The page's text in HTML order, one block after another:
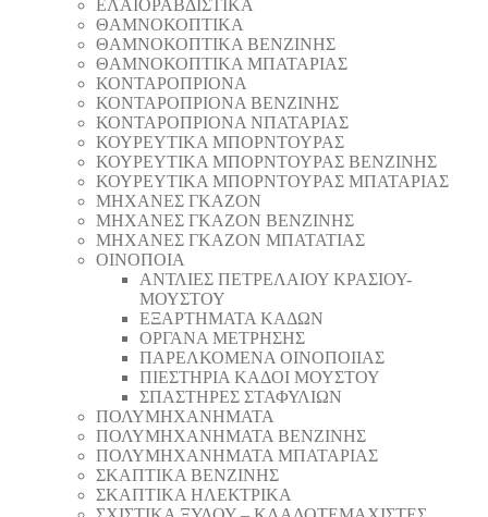
ΕΛΑΙΟΡΑΒΔΙΣΤΙΚΑ
ΘAΜΝΟΚΟΠΤΙΚΑ
ΘAΜΝΟΚΟΠΤΙΚΑ ΒΕΝΖΙΝΗΣ
ΘAΜΝΟΚΟΠΤΙΚΑ ΜΠΑΤΑΡΙΑΣ
ΚΟΝΤΑΡΟΠΡΙΟΝΑ
ΚΟΝΤΑΡΟΠΡΙΟΝΑ ΒΕΝΖΙΝΗΣ
ΚΟΝΤΑΡΟΠΡΙΟΝΑ ΝΠΑΤΑΡΙΑΣ
ΚΟΥΡΕΥΤΙΚΑ ΜΠΟΡΝΤΟΥΡΑΣ
ΚΟΥΡΕΥΤΙΚΑ ΜΠΟΡΝΤΟΥΡΑΣ ΒΕΝΖΙΝΗΣ
ΚΟΥΡΕΥΤΙΚΑ ΜΠΟΡΝΤΟΥΡΑΣ ΜΠΑΤΑΡΙΑΣ
ΜΗΧΑΝΕΣ ΓΚΑΖΟΝ
ΜΗΧΑΝΕΣ ΓΚΑΖΟΝ ΒΕΝΖΙΝΗΣ
ΜΗΧΑΝΕΣ ΓΚΑΖΟΝ ΜΠΑΤΑΤΙΑΣ
ΟΙΝΟΠΟΙΑ
ΑΝΤΛΙΕΣ ΠΕΤΡΕΛΑΙΟΥ ΚΡΑΣΙΟΥ-
ΜΟΥΣΤΟΥ
ΕΞΑΡΤΗΜΑΤΑ ΚΑΔΩΝ
ΟΡΓΑΝΑ ΜΕΤΡΗΣΗΣ
ΠΑΡΕΛΚΟΜΕΝΑ ΟΙΝΟΠΟΙΙΑΣ
ΠΙΕΣΤΗΡΙΑ ΚΑΔΟΙ ΜΟΥΣΤΟΥ
ΣΠΑΣΤΗΡΕΣ ΣΤΑΦΥΛΙΩΝ
ΠΟΛΥΜΗΧΑΝΗΜΑΤΑ
ΠΟΛΥΜΗΧΑΝΗΜΑΤΑ ΒΕΝΖΙΝΗΣ
ΠΟΛΥΜΗΧΑΝΗΜΑΤΑ ΜΠΑΤΑΡΙΑΣ
ΣΚΑΠΤΙΚΑ ΒΕΝΖΙΝΗΣ
ΣΚΑΠΤΙΚΑ ΗΛΕΚΤΡΙΚΑ